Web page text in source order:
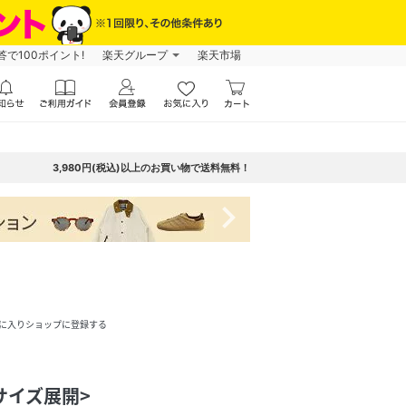
で100ポイント! 楽天グループ 楽天市場
3,980円(税込)以上のお買い物で送料無料！
navigate_next
入りショップに登録する
イズ展開>